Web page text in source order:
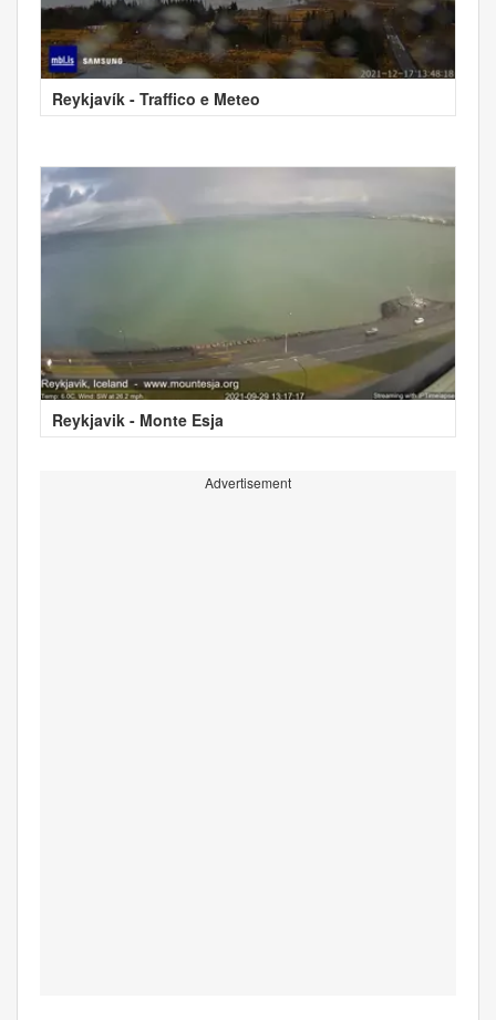
Reykjavík - Traffico e Meteo
Reykjavik - Monte Esja
Advertisement